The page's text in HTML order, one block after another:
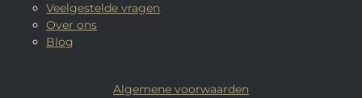
Veelgestelde vragen
Over ons
Blog
Algemene voorwaarden